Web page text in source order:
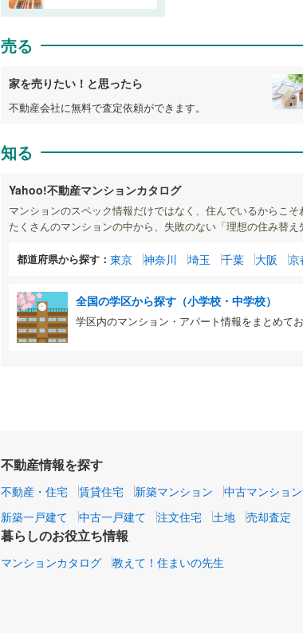
売る
家を売りたい！と思ったら
不動産会社に無料で査定依頼ができます。
知る
Yahoo!不動産マンションカタログ
マンションのスペック情報だけではなく、住んでいるからこそ
たくさんのマンションの中から、失敗のない「理想の住み替え
都道府県から探す： 東京 神奈川 埼玉 千葉 大阪 京
全国の学区から探す（小学校・中学校）
学区内のマンション・アパート情報をまとめてお
不動産情報を探す
不動産・住宅 賃貸住宅 新築マンション
中古マンション
新築一戸建て
中古一戸建て 注文住宅 土地 売却査定
暮らしのお役立ち情報
マンションカタログ 教えて！住まいの先生